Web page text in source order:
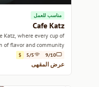
مناسب للعمل
Cafe Katz
Katz, where every cup of
of flavor and community.
9/10
5/5
$
عرض المقهى